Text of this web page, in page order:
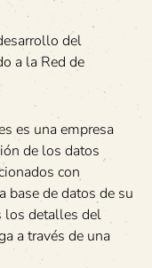
del
a la Red de
es una empresa
de los datos
con
base de datos de su
los detalles del
a través de una